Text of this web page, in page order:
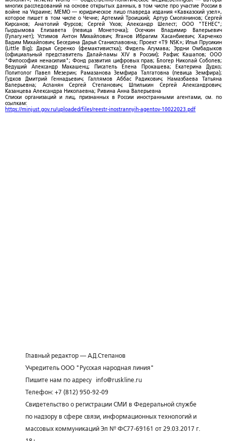
многих расследований на основе открытых данных, в том числе про участие России в
войне на Украине; МЕМО — юридическое лицо главреда издания «Кавказский узел»,
которое пишет в том числе о Чечне; Артемий Троицкий; Артур Смолянинов; Сергей
Кирсанов; Анатолий Фурсов; Сергей Ухов; Александр Шелест; ООО "ТЕНЕС";
Гырдымова Елизавета (певица Монеточка); Осечкин Владимир Валерьевич
(Гулагу.нет); Устимов Антон Михайлович; Яганов Ибрагим Хасанбиевич; Харченко
Вадим Михайлович; Беседина Дарья Станиславовна; Проект «T9 NSK»; Илья Прусикин
(Little Big); Дарья Серенко (фемактивистка); Фидель Агумава; Эрдни Омбадыков
(официальный представитель Далай-ламы XIV в России); Рафис Кашапов; ООО
"Философия ненасилия"; Фонд развития цифровых прав; Блогер Николай Соболев;
Ведущий Александр Макашенц; Писатель Елена Прокашева; Екатерина Дудко;
Политолог Павел Мезерин; Рамазанова Земфира Талгатовна (певица Земфира);
Гудков Дмитрий Геннадьевич; Галлямов Аббас Радикович; Намазбаева Татьяна
Валерьевна; Асланян Сергей Степанович; Шпилькин Сергей Александрович;
Казанцева Александра Николаевна; Ривина Анна Валерьевна
Списки организаций и лиц, признанных в России иностранными агентами, см. по
ссылкам:
https://minjust.gov.ru/uploaded/files/reestr-inostrannyih-agentov-10022023.pdf
Главный редактор — А.Д.Степанов
Учредитель ООО "Русская народная линия"
Пишите нам по адресу
info@ruskline.ru
Телефон: +7 (812) 950-92-09
Свидетельство о регистрации СМИ в Федеральной службе
по надзору в сфере связи, информационных технологий и
массовых коммуникаций Эл № ФС77-69161 от 29.03.2017 г.